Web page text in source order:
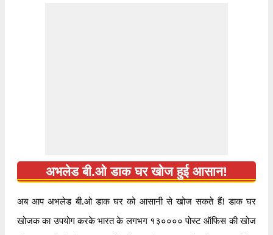
आता है।
अभलेड बी.ओ डाक घर खोज हुई आसान!
अब आप अभलेड बी.ओ डाक घर को आसानी से खोज सकते हैं! डाक घर
खोजक का उपयोग करके भारत के लगभग १३०००० पोस्ट ऑफिस की खोज